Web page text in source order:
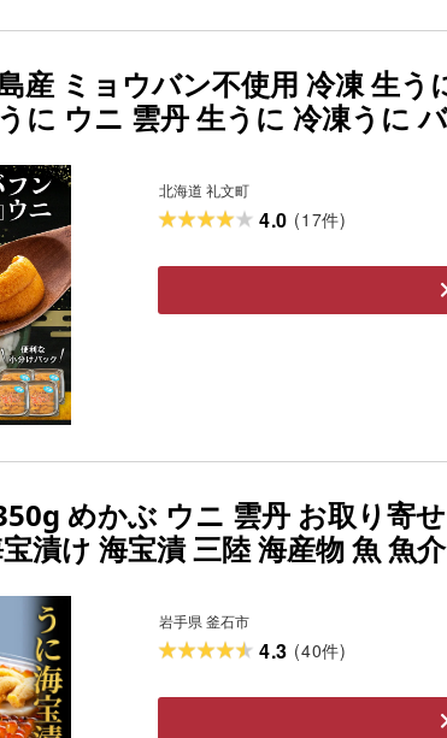
産 ミョウバン不使用 冷凍 生
に ウニ 雲丹 生うに 冷凍うに
北海道 礼文町
4.0 (17件)
めかぶ ウニ 雲丹 お取り寄
漬け 海宝漬 三陸 海産物 魚 魚
岩手県 釜石市
4.3 (40件)